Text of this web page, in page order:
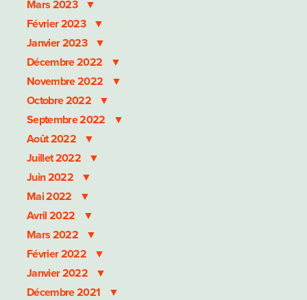
Mars 2023
Février 2023
Janvier 2023
Décembre 2022
Novembre 2022
Octobre 2022
Septembre 2022
Août 2022
Juillet 2022
Juin 2022
Mai 2022
Avril 2022
Mars 2022
Février 2022
Janvier 2022
Décembre 2021